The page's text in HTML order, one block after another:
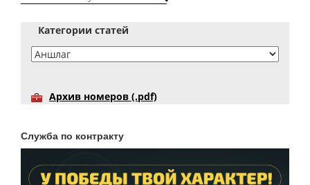
Категории статей
Архив номеров (.pdf)
Служба по контракту